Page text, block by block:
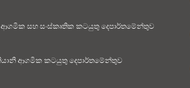
සහ සංස්කෘතික කටයුතු දෙපාර්තමේන්තුව
ආගමික කටයුතු දෙපාර්තමේන්තුව